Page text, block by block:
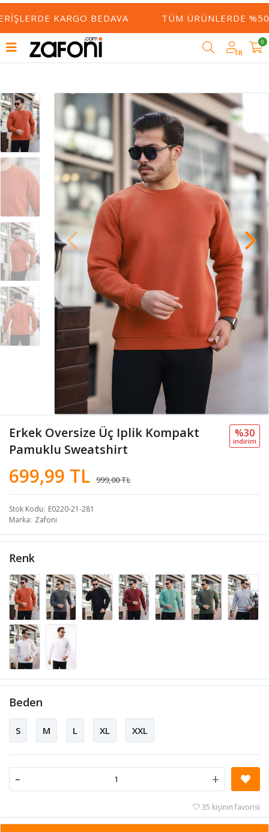
KARGO BEDAVA TÜM ÜRÜNLERDE
TR
0
Erkek Oversize Üç Iplik Kompakt
Pamuklu Sweatshirt
699,99 TL 999,00 TL
%30
i̇ndi̇ri̇m
Stok Kodu E0220-21-281
Marka Zafoni
Renk
Beden
S M L XL XXL
- +
35 kişinin favorisi